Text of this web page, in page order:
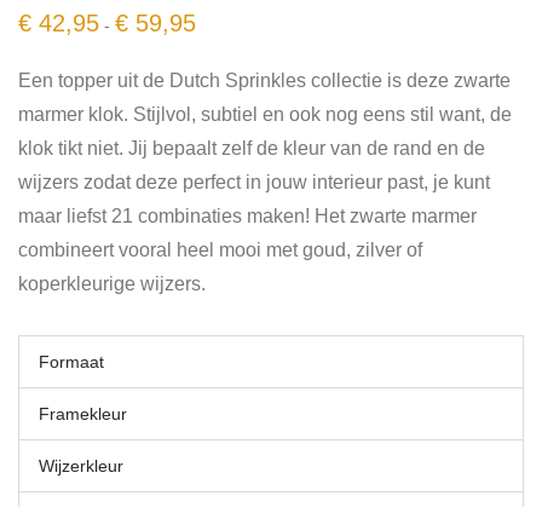
€ 42,95 - € 59,95
€ 59,95
Een topper uit de Dutch Sprinkles collectie is deze zwarte
marmer klok. Stijlvol, subtiel en ook nog eens stil want, de
klok tikt niet. Jij bepaalt zelf de kleur van de rand en de
wijzers zodat deze perfect in jouw interieur past, je kunt
maar liefst 21 combinaties maken! Het zwarte marmer
combineert vooral heel mooi met goud, zilver of
koperkleurige wijzers.
Formaat
Framekleur
Wijzerkleur